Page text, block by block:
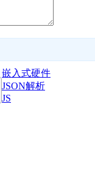
嵌入式硬件
JSON解析
JS